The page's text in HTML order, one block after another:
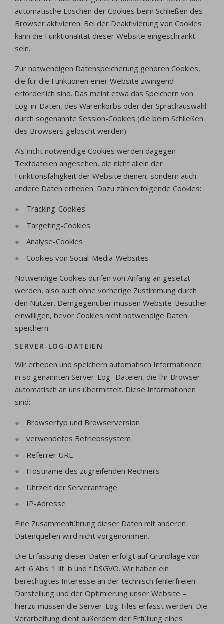
automatische Löschen der Cookies beim Schließen des
Browser aktivieren. Bei der Deaktivierung von Cookies
kann die Funktionalität dieser Website eingeschränkt
sein.
Zur notwendigen Datenspeicherung gehören Cookies,
die für die Funktionen einer Website zwingend
erforderlich sind. Das meint etwa das Speichern von
Log-in-Daten, des Warenkorbs oder der Sprachauswahl
durch sogenannte Session-Cookies (die beim Schließen
des Browsers gelöscht werden).
Als nicht notwendige Cookies werden dagegen
Textdateien angesehen, die nicht allein der
Funktionsfähigkeit der Website dienen, sondern auch
andere Daten erheben. Dazu zählen folgende Cookies:
Tracking-Cookies
Targeting-Cookies
Analyse-Cookies
Cookies von Social-Media-Websites
Notwendige Cookies dürfen von Anfang an gesetzt
werden, also auch ohne vorherige Zustimmung durch
den Nutzer. Demgegenüber müssen Website-Besucher
einwilligen, bevor Cookies nicht notwendige Daten
speichern.
SERVER-LOG-DATEIEN
Wir erheben und speichern automatisch Informationen
in so genannten Server-Log- Dateien, die Ihr Browser
automatisch an uns übermittelt. Diese Informationen
sind:
Browsertyp und Browserversion
verwendetes Betriebssystem
Referrer URL
Hostname des zugreifenden Rechners
Uhrzeit der Serveranfrage
IP-Adresse
Eine Zusammenführung dieser Daten mit anderen
Datenquellen wird nicht vorgenommen.
Die Erfassung dieser Daten erfolgt auf Grundlage von
Art. 6 Abs. 1 lit. b und f DSGVO. Wir haben ein
berechtigtes Interesse an der technisch fehlerfreien
Darstellung und der Optimierung unser Website –
hierzu müssen die Server-Log-Files erfasst werden. Die
Verarbeitung dient außerdem der Erfüllung eines